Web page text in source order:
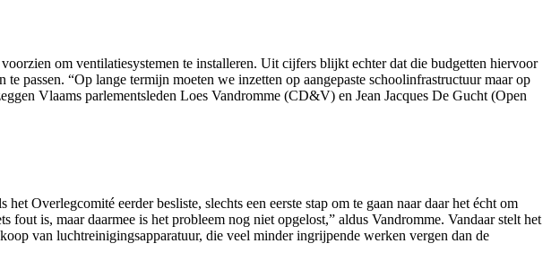
om ventilatiesystemen te installeren. Uit cijfers blijkt echter dat die budgetten hiervoor
passen. “Op lange termijn moeten we inzetten op aangepaste schoolinfrastructuur maar op
Vlaams parlementsleden Loes Vandromme (CD&V) en Jean Jacques De Gucht (Open
Overlegcomité eerder besliste, slechts een eerste stap om te gaan naar daar het écht om
is, maar daarmee is het probleem nog niet opgelost,” aldus Vandromme. Vandaar stelt het
van luchtreinigingsapparatuur, die veel minder ingrijpende werken vergen dan de